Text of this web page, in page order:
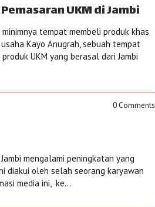
UKM di Jambi
minimnya tempat membeli produk khas
Kayo Anugrah, sebuah tempat
UKM yang berasal dari Jambi
0 Comments
mengalami peningkatan yang
diakui oleh selah seorang karyawan
media ini, ke...